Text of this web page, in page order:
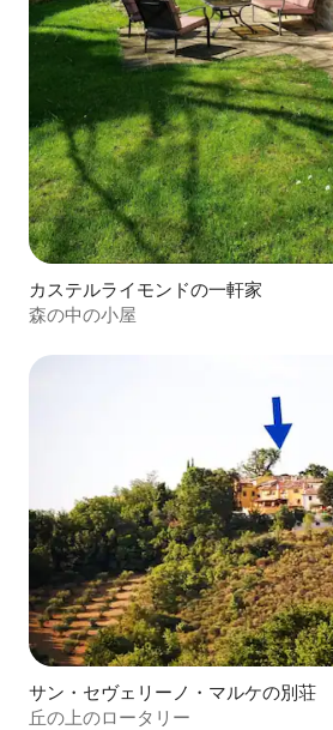
カステルライモンドの一軒家
森の中の小屋
サン・セヴェリーノ・マルケの別荘
丘の上のロータリー